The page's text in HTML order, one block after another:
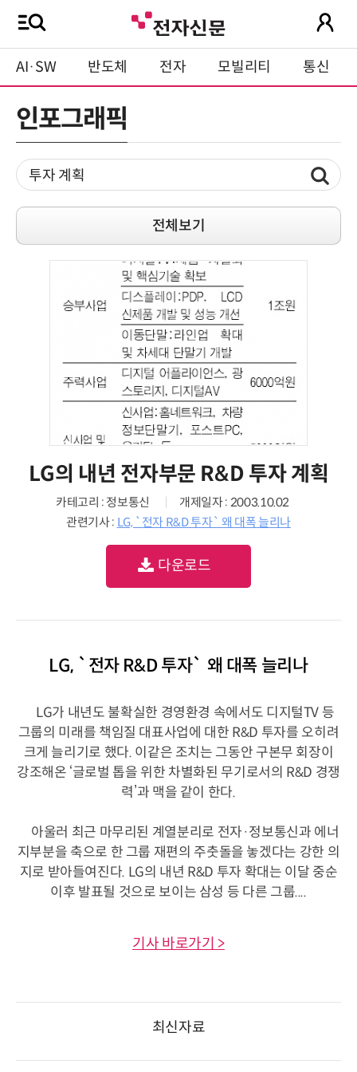
AI·SW 반도체 전자 모빌리티 통신
인포그래픽
전체보기
LG의 내년 전자부문 R&D 투자 계획
카테고리 : 정보통신
개제일자 : 2003.10.02
관련기사 : LG, `전자 R&D 투자` 왜 대폭 늘리나
다운로드
LG, `전자 R&D 투자` 왜 대폭 늘리나
LG가 내년도 불확실한 경영환경 속에서도 디지털TV 등
그룹의 미래를 책임질 대표사업에 대한 R&D 투자를 오히려
크게 늘리기로 했다. 이같은 조치는 그동안 구본무 회장이
강조해온 ‘글로벌 톱을 위한 차별화된 무기로서의 R&D 경쟁
력’과 맥을 같이 한다.
아울러 최근 마무리된 계열분리로 전자·정보통신과 에너
지부분을 축으로 한 그룹 재편의 주춧돌을 놓겠다는 강한 의
지로 받아들여진다. LG의 내년 R&D 투자 확대는 이달 중순
이후 발표될 것으로 보이는 삼성 등 다른 그룹....
기사 바로가기 >
최신자료